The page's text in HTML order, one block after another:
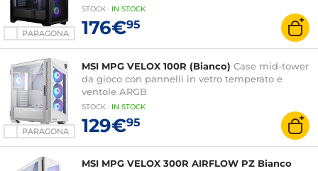
PARAGONA
STOCK : IN STOCK
176€95
PARAGONA
MSI MPG VELOX 100R (Bianco) Case mid-tower
da gioco con pannelli in vetro temperato e
ventole ARGB
STOCK : IN STOCK
129€95
MSI MPG VELOX 300R AIRFLOW PZ Bianco